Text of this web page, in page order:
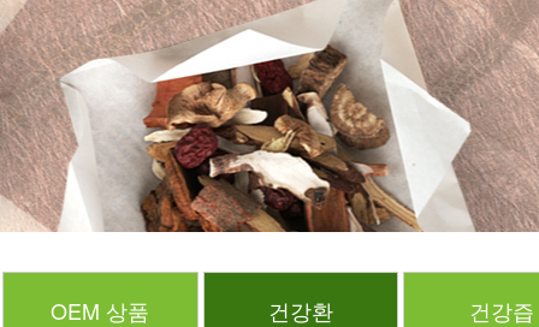
OEM 상품 건강환 건강즙